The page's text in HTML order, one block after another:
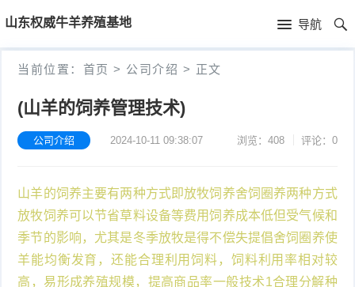
山东权威牛羊养殖基地 导航
首
页
首
当前位置： 首页 > 公司介绍 > 正文
(山羊的饲养管理技术)
公司介绍 2024-10-11 09:38:07 浏览：408 评论：0
山羊的饲养主要有两种方式即放牧饲养舍饲圈养两种方式
放牧饲养可以节省草料设备等费用饲养成本低但受气候和
季节的影响，尤其是冬季放牧是得不偿失提倡舍饲圈养使
羊能均衡发育，还能合理利用饲料，饲料利用率相对较
高，易形成养殖规模，提高商品率一般技术1合理分解种